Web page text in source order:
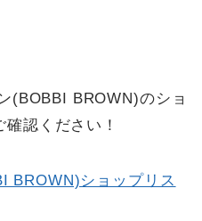
(BOBBI BROWN)のショ
認ください！
BROWN)ショップリス